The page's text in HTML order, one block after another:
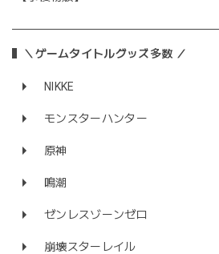
＼ゲームタイトルグッズ多数 ／
NIKKE
モンスターハンター
原神
鳴潮
ゼンレスゾーンゼロ
崩壊スターレイル